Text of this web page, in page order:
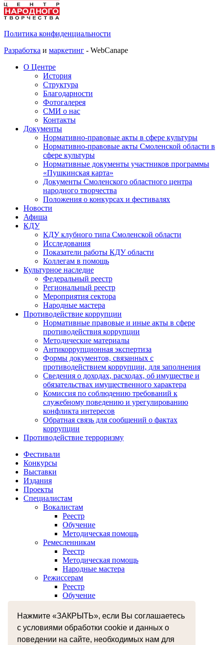
Нажмите «ЗАКРЫТЬ», если Вы соглашаетесь
с условиями обработки cookie и данных о
поведении на сайте, необходимых нам для
Политика конфиденциальности
Разработка и маркетинг - WebCanape
О Центре
История
Структура
Благодарности
Фотогалерея
СМИ о нас
Контакты
Документы
Нормативно-правовые акты в сфере культуры
Нормативно-правовые акты Смоленской области в
сфере культуры
Нормативные документы участников программы
«Пушкинская карта»
Документы Смоленского областного центра
народного творчества
Положения о конкурсах и фестивалях
Новости
Афиша
КДУ
КДУ клубного типа Смоленской области
Исследования
Показатели работы КДУ области
Коллегам в помощь
Культурное наследие
Федеральный реестр
Региональный реестр
Мероприятия сектора
Народные мастера
Противодействие коррупции
Нормативные правовые и иные акты в сфере
противодействия коррупции
Методические материалы
Антикоррупционная экспертиза
Формы документов, связанных с
противодействием коррупции, для заполнения
Сведения о доходах, расходах, об имуществе и
обязательствах имущественного характера
Комиссия по соблюдению требований к
служебному поведению и урегулированию
конфликта интересов
Обратная связь для сообщений о фактах
коррупции
Противодействие терроризму
Фестивали
Конкурсы
Выставки
Издания
Проекты
Специалистам
Вокалистам
Реестр
Обучение
Методическая помощь
Ремесленникам
Реестр
Методическая помощь
Народные мастера
Режиссерам
Реестр
Обучение
Реестр
Музыкантам
Реестр